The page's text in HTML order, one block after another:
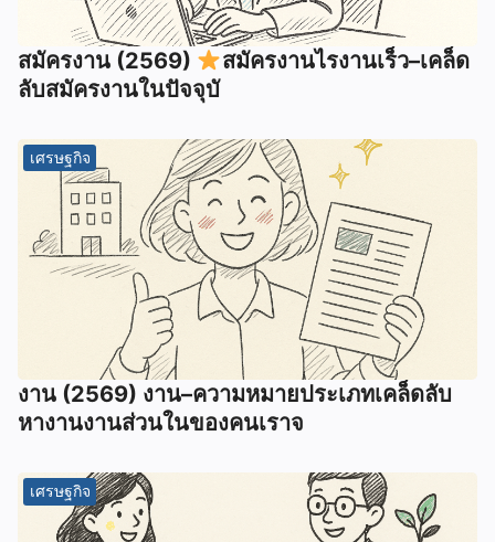
สมัครงาน (2569)
สมัครงานไรงานเร็ว–เคล็ด
ลับสมัครงานในปัจจุบั
เศรษฐกิจ
งาน (2569) งาน–ความหมายประเภทเคล็ดลับ
หางานงานส่วนในของคนเราจ
เศรษฐกิจ